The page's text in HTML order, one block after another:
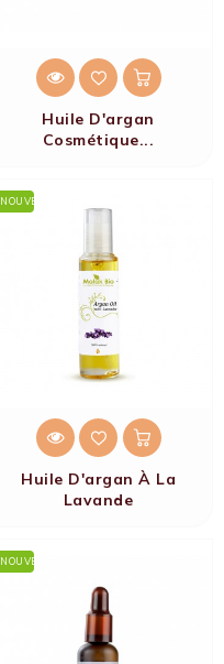
Huile D'argan
Cosmétique...
NOUVEAU
Huile D'argan À La
Lavande
NOUVEAU